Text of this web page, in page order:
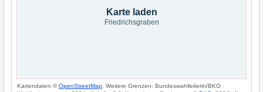
Karte laden
Friedrichsgraben
Kartendaten ©OpenStreetMap . Weitere Grenzen: Bundeswahlleiterin/BKG